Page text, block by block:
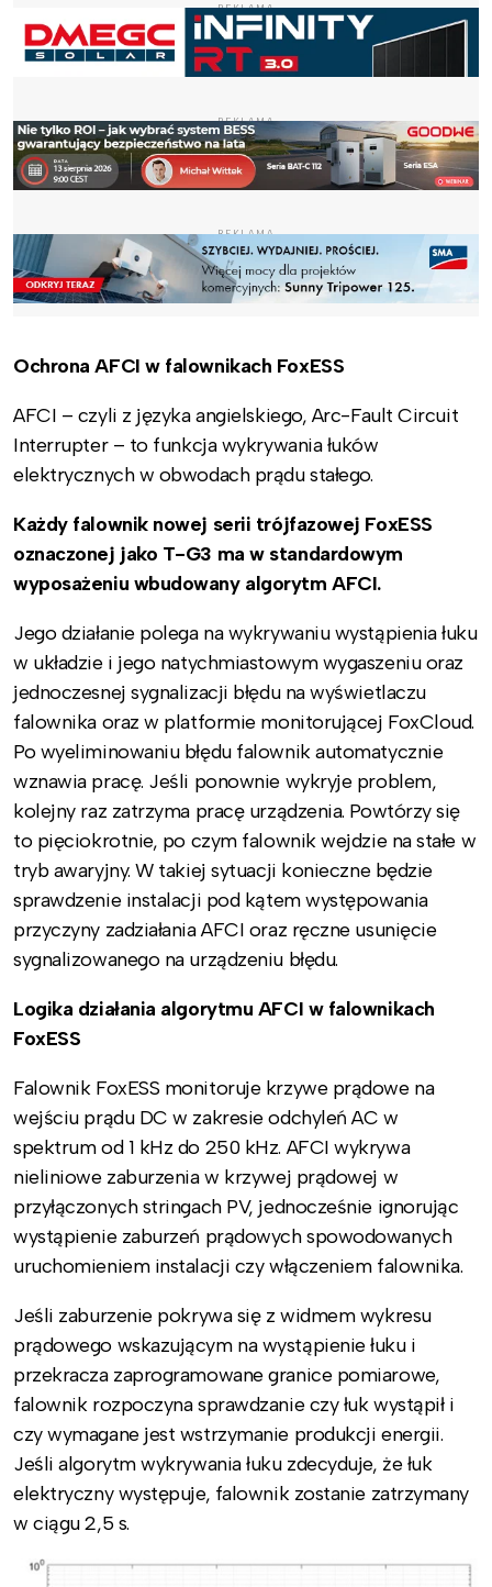
REKLAMA
REKLAMA
REKLAMA
Ochrona AFCI w falownikach FoxESS
AFCI – czyli z języka angielskiego, Arc-Fault Circuit
Interrupter – to funkcja wykrywania łuków
elektrycznych w obwodach prądu stałego.
Każdy falownik nowej serii trójfazowej FoxESS
oznaczonej jako T-G3 ma w standardowym
wyposażeniu wbudowany algorytm AFCI.
Jego działanie polega na wykrywaniu wystąpienia łuku
w układzie i jego natychmiastowym wygaszeniu oraz
jednoczesnej sygnalizacji błędu na wyświetlaczu
falownika oraz w platformie monitorującej FoxCloud.
Po wyeliminowaniu błędu falownik automatycznie
wznawia pracę. Jeśli ponownie wykryje problem,
kolejny raz zatrzyma pracę urządzenia. Powtórzy się
to pięciokrotnie, po czym falownik wejdzie na stałe w
tryb awaryjny. W takiej sytuacji konieczne będzie
sprawdzenie instalacji pod kątem występowania
przyczyny zadziałania AFCI oraz ręczne usunięcie
sygnalizowanego na urządzeniu błędu.
Logika działania algorytmu AFCI w falownikach
FoxESS
Falownik FoxESS monitoruje krzywe prądowe na
wejściu prądu DC w zakresie odchyleń AC w
spektrum od 1 kHz do 250 kHz. AFCI wykrywa
nieliniowe zaburzenia w krzywej prądowej w
przyłączonych stringach PV, jednocześnie ignorując
wystąpienie zaburzeń prądowych spowodowanych
uruchomieniem instalacji czy włączeniem falownika.
Jeśli zaburzenie pokrywa się z widmem wykresu
prądowego wskazującym na wystąpienie łuku i
przekracza zaprogramowane granice pomiarowe,
falownik rozpoczyna sprawdzanie czy łuk wystąpił i
czy wymagane jest wstrzymanie produkcji energii.
Jeśli algorytm wykrywania łuku zdecyduje, że łuk
elektryczny występuje, falownik zostanie zatrzymany
w ciągu 2,5 s.